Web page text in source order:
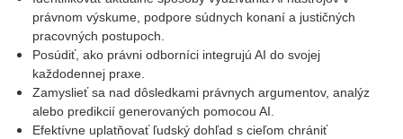
právnom výskume, podpore súdnych konaní a justičných
pracovných postupoch.
Posúdiť, ako právni odborníci integrujú AI do svojej
každodennej praxe.
Zamyslieť sa nad dôsledkami právnych argumentov, analýz
alebo predikcií generovaných pomocou AI.
Efektívne uplatňovať ľudský dohľad s cieľom chrániť